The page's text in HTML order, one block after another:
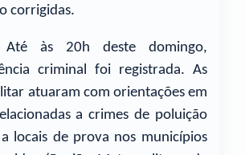
corrigidas.
às 20h deste domingo,
criminal foi registrada. As
atuaram com orientações em
a crimes de poluição
locais de prova nos municípios